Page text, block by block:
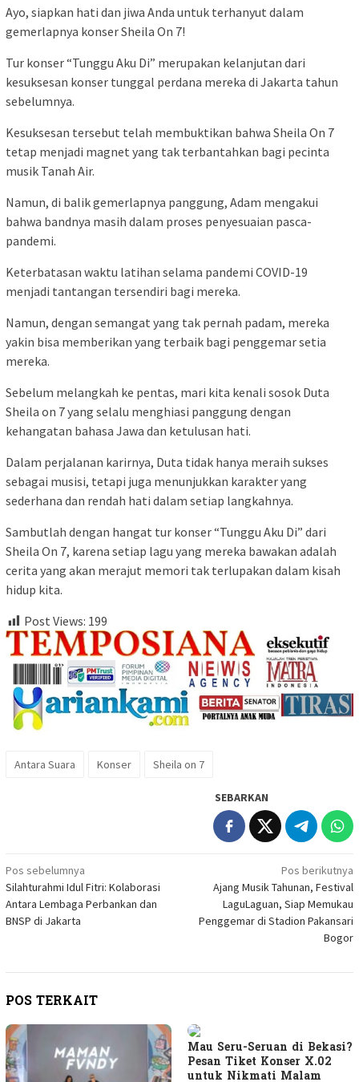
Ayo, siapkan hati dan jiwa Anda untuk terhanyut dalam
gemerlapnya konser Sheila On 7!
Tur konser “Tunggu Aku Di” merupakan kelanjutan dari
kesuksesan konser tunggal perdana mereka di Jakarta tahun
sebelumnya.
Kesuksesan tersebut telah membuktikan bahwa Sheila On 7
tetap menjadi magnet yang tak terbantahkan bagi pecinta
musik Tanah Air.
Namun, di balik gemerlapnya panggung, Adam mengakui
bahwa bandnya masih dalam proses penyesuaian pasca-
pandemi.
Keterbatasan waktu latihan selama pandemi COVID-19
menjadi tantangan tersendiri bagi mereka.
Namun, dengan semangat yang tak pernah padam, mereka
yakin bisa memberikan yang terbaik bagi penggemar setia
mereka.
Sebelum melangkah ke pentas, mari kita kenali sosok Duta
Sheila on 7 yang selalu menghiasi panggung dengan
kehangatan bahasa Jawa dan ketulusan hati.
Dalam perjalanan karirnya, Duta tidak hanya meraih sukses
sebagai musisi, tetapi juga menunjukkan karakter yang
sederhana dan rendah hati dalam setiap langkahnya.
Sambutlah dengan hangat tur konser “Tunggu Aku Di” dari
Sheila On 7, karena setiap lagu yang mereka bawakan adalah
cerita yang akan merajut memori tak terlupakan dalam kisah
hidup kita.
Post Views: 199
Antara Suara Konser Sheila on 7
SEBARKAN
Navigasi
pos
Pos sebelumnya
Silahturahmi Idul Fitri: Kolaborasi
Antara Lembaga Perbankan dan
BNSP di Jakarta
Pos berikutnya
Ajang Musik Tahunan, Festival
LaguLaguan, Siap Memukau
Penggemar di Stadion Pakansari
Bogor
POS TERKAIT
Mau Seru-Seruan di Bekasi?
Pesan Tiket Konser X.02
untuk Nikmati Malam